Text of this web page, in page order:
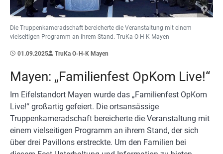
Die Truppenkameradschaft bereicherte die Veranstaltung mit einem
vielseitigen Programm an ihrem Stand. TruKa O-H-K Mayen
01.09.2025 TruKa O-H-K Mayen
Mayen: „Familienfest OpKom Live!“
Im Eifelstandort Mayen wurde das „Familienfest OpKom
Live!“ großartig gefeiert. Die ortsansässige
Truppenkameradschaft bereicherte die Veranstaltung mit
einem vielseitigen Programm an ihrem Stand, der sich
über drei Pavillons erstreckte. Um den Familien bei